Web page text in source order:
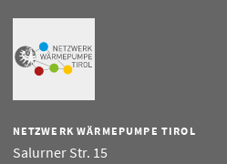
NETZWERK WÄRMEPUMPE TIROL
Salurner Str. 15